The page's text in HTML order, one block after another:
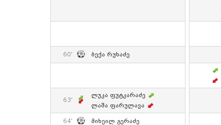
60' Ბექა Რუხაძე
63'
Ლუკა Ფუტკარაძე
Ლაშა Ფარულავა
64' Მიხეილ Გერაძე